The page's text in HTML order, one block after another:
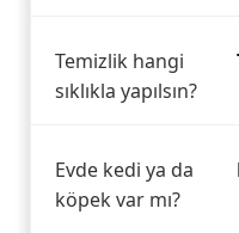
Temizlik hangi
sıklıkla yapılsın?
Evde kedi ya da
köpek var mı?